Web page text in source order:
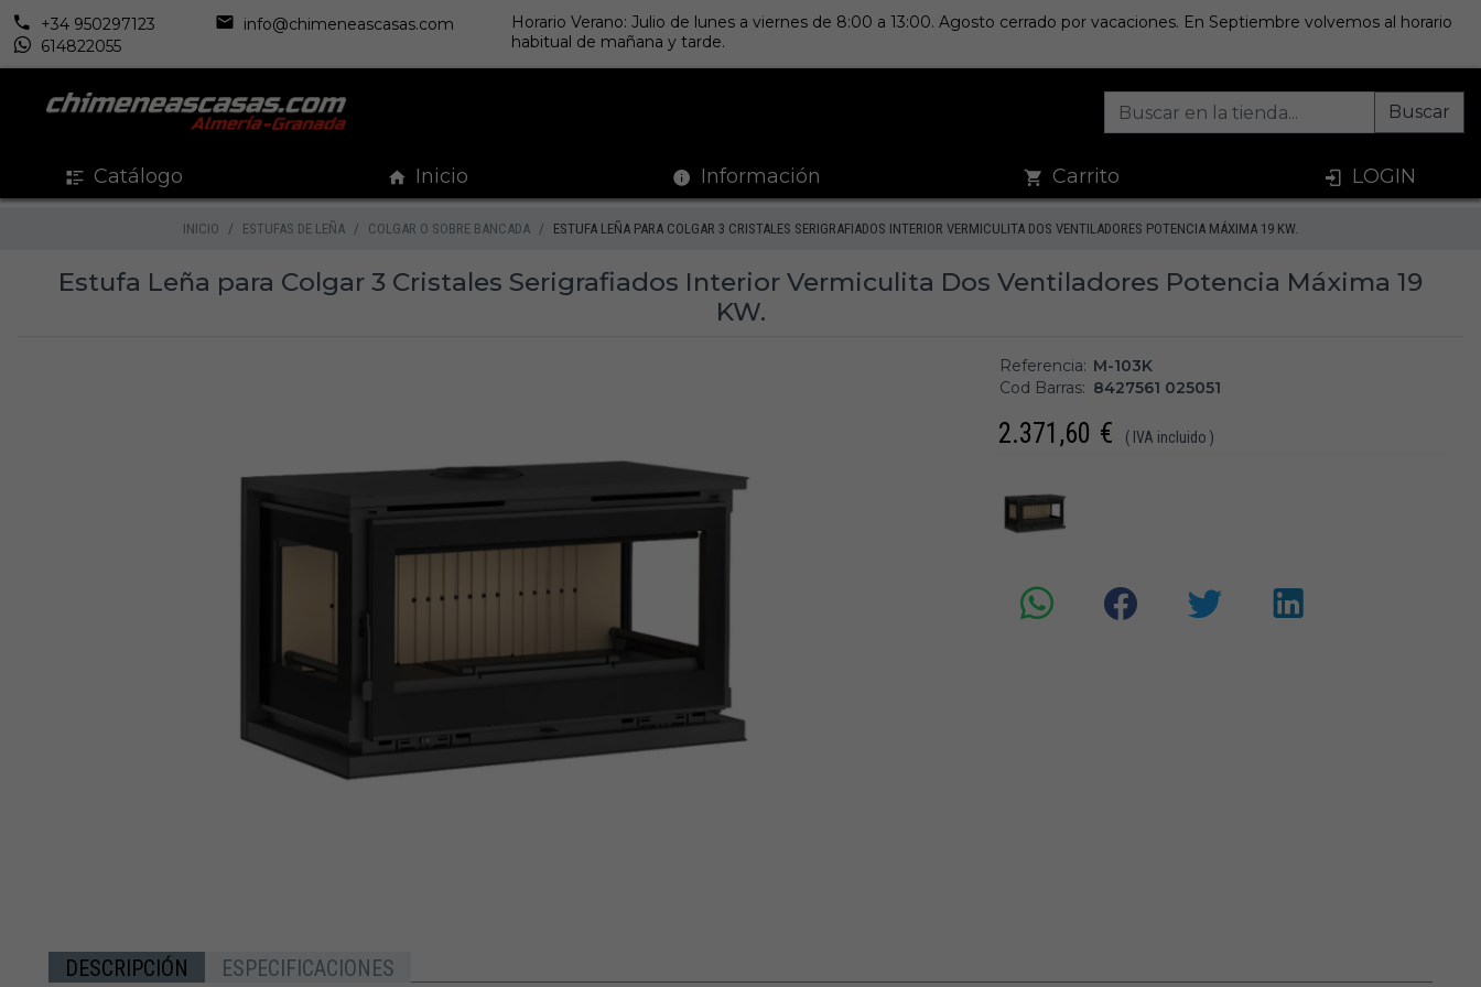
+34 950297123
info@chimeneascasas.com
614822055
Horario Verano: Julio de lunes a viernes de 8:00 a 13:00. Agosto cerrado por vacaciones. En Septiembre volvemos al horario
habitual de mañana y tarde.
Buscar
Catálogo Inicio Información Carrito LOGIN
INICIO ESTUFAS DE LEÑA COLGAR O SOBRE BANCADA ESTUFA LEÑA PARA COLGAR 3 CRISTALES SERIGRAFIADOS INTERIOR VERMICULITA DOS VENTILADORES POTENCIA MÁXIMA 19 KW.
Estufa Leña para Colgar 3 Cristales Serigrafiados Interior Vermiculita Dos Ventiladores Potencia Máxima 19
KW.
Referencia: M-103K
Cod Barras: 8427561 025051
2.371,60 € ( IVA incluido )
DESCRIPCIÓN ESPECIFICACIONES